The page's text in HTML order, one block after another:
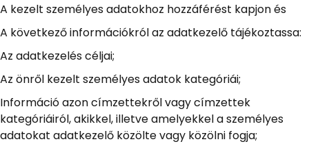
A kezelt személyes adatokhoz hozzáférést kapjon és
A következő információkról az adatkezelő tájékoztassa:
Az adatkezelés céljai;
Az önről kezelt személyes adatok kategóriái;
Információ azon címzettekről vagy címzettek
kategóriáiról, akikkel, illetve amelyekkel a személyes
adatokat adatkezelő közölte vagy közölni fogja;